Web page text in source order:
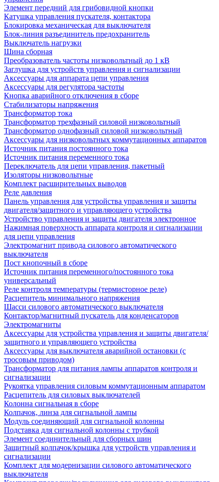
Элемент передний для грибовидной кнопки
Катушка управления пускателя, контактора
Блокировка механическая для выключателя
Блок-линия разъединитель предохранитель
Выключатель нагрузки
Шина сборная
Преобразователь частоты низковольтный до 1 кВ
Заглушка для устройств управления и сигнализации
Аксессуары для аппарата цепи управления
Аксессуары для регулятора частоты
Кнопка аварийного отключения в сборе
Стабилизаторы напряжения
Трансформатор тока
Трансформатор трехфазный силовой низковольтный
Трансформатор однофазный силовой низковольтный
Аксессуары для низковольтных коммутационных аппаратов
Источник питания постоянного тока
Источник питания переменного тока
Переключатель для цепи управления, пакетный
Изоляторы низковольтные
Комплект расширительных выводов
Реле давления
Панель управления для устройства управления и защиты
двигателя/защитного и управляющего устройства
Устройство управления и защиты двигателя электронное
Нажимная поверхность аппарата контроля и сигнализации
для цепи управления
Электромагнит привода силового автоматического
выключателя
Пост кнопочный в сборе
Источник питания переменного/постоянного тока
универсальный
Реле контроля температуры (термисторное реле)
Расцепитель минимального напряжения
Шасси силового автоматического выключателя
Контактор/магнитный пускатель для конденсаторов
Электромагниты
Аксессуары для устройства управления и защиты двигателя/
защитного и управляющего устройства
Аксессуары для выключателя аварийной остановки (с
тросовым приводом)
Трансформатор для питания лампы аппаратов контроля и
сигнализации
Рукоятка управления силовым коммутационным аппаратом
Расцепитель для силовых выключателей
Колонна сигнальная в сборе
Колпачок, линза для сигнальной лампы
Модуль соединяющий для сигнальной колонны
Подставка для сигнальной колонны с трубкой
Элемент соединительный для сборных шин
Защитный колпачок/крышка для устройств управления и
сигнализации
Комплект для модернизации силового автоматического
выключателя